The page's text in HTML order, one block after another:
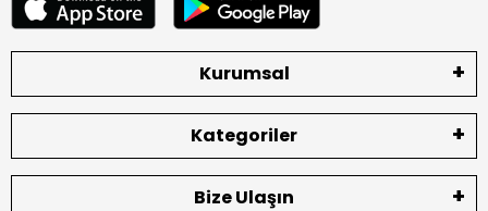
Kurumsal
Kategoriler
Bize Ulaşın